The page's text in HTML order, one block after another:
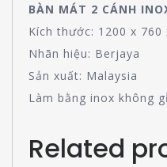
BÀN MÁT 2 CÁNH
Kích thước: 1200 x 760
Nhãn hiệu: Berjaya
Sản xuất: Malaysia
Làm bằng inox không
Related